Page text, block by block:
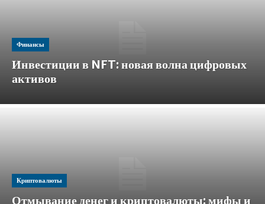
Финансы
Инвестиции в NFT: новая волна цифровых
активов
Криптовалюты
Отмывание денег и криптовалюты: мифы и